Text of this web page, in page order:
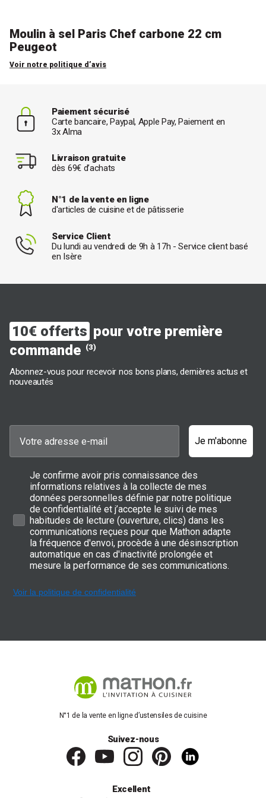
Moulin à sel Paris Chef carbone 22 cm
Peugeot
Voir notre politique d’avis
Paiement sécurisé
Carte bancaire, Paypal, Apple Pay, Paiement en
3x Alma
Livraison gratuite
dès 69€ d’achats
N°1 de la vente en ligne
d'articles de cuisine et de pâtisserie
Service Client
Du lundi au vendredi de 9h à 17h - Service client basé
en Isère
10€ offerts pour votre première
commande (3)
Abonnez-vous pour recevoir nos bons plans, dernières actus et
nouveautés
Je m'abonne
Je confirme avoir pris connaissance des
informations relatives à la collecte de mes
données personnelles définie par notre politique
de confidentialité et j’accepte le suivi de mes
habitudes de lecture (ouverture, clics) dans les
communications reçues pour que Mathon adapte
la fréquence d'envoi, procède à une désinscription
automatique en cas d'inactivité prolongée et
mesure la performance de ses communications.
Voir la politique de confidentialité
N°1 de la vente en ligne d’ustensiles de cuisine
Suivez-nous
Excellent